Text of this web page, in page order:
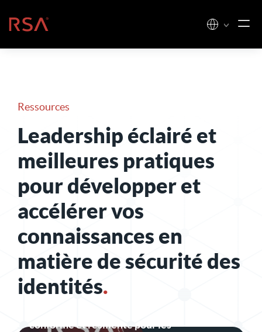
Accueil
Ressources
Leadership éclairé et
meilleures pratiques
pour développer et
accélérer vos
connaissances en
matière de sécurité des
identités.
conforme et résiliente pour les